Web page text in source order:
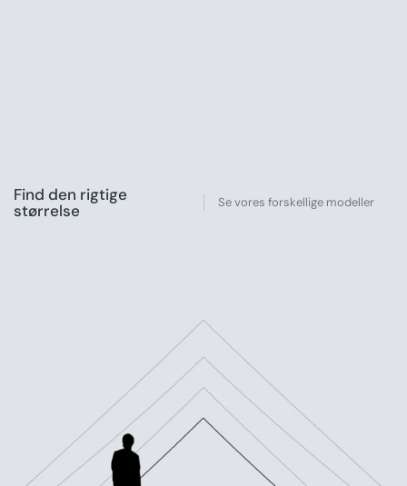
Find den rigtige
størrelse
Se vores forskellige modeller